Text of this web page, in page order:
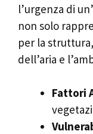
l’urgenza di
non solo
per la
dell’aria e
Fattori